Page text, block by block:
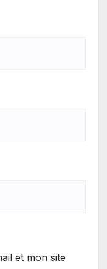
et mon site